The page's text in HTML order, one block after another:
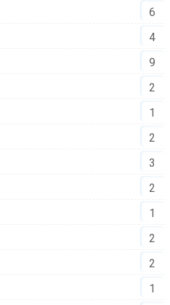
6
4
9
2
1
2
3
2
1
2
2
1